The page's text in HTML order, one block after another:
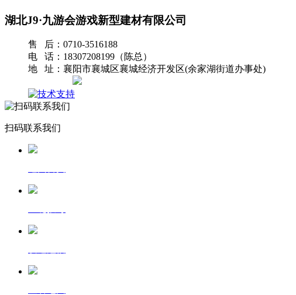
湖北J9·九游会游戏新型建材有限公司
售 后：0710-3516188
电 话：18307208199（陈总）
地 址：襄阳市襄城区襄城经济开发区(余家湖街道办事处)
扫码联系我们